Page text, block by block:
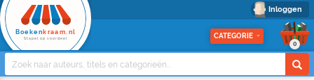
Inloggen
Boeken kraam.nl
Stapel op voordeel CATEGORIE
0